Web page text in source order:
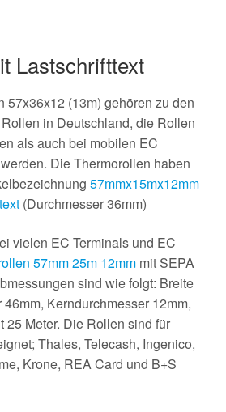
Lastschrifttext
57x36x12 (13m) gehören zu den
in Deutschland, die Rollen
als auch bei mobilen EC
Die Thermorollen haben
57mmx15mx12mm
(Durchmesser 36mm)
vielen EC Terminals und EC
57mm 25m 12mm mit SEPA
sind wie folgt: Breite
Kerndurchmesser 12mm,
25 Meter. Die Rollen sind für
Thales, Telecash, Ingenico,
Krone, REA Card und B+S